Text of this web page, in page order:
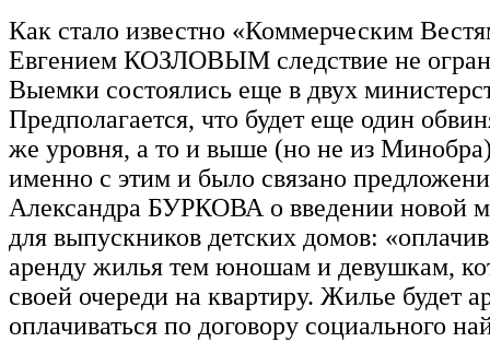
Как стало известно «Коммерческим
Евгением КОЗЛОВЫМ следствие не
Выемки состоялись еще в двух
Предполагается, что будет еще один
же уровня, а то и выше (но не из
именно с этим и было связано
Александра БУРКОВА о введении новой
для выпускников детских домов:
аренду жилья тем юношам и девушкам,
своей очереди на квартиру. Жилье будет
оплачиваться по договору социального